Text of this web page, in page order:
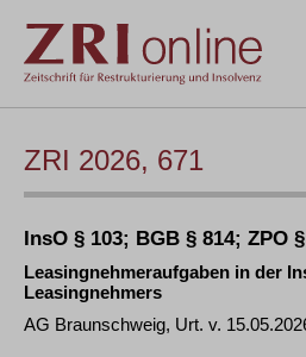
ZRI 2026, 671
InsO § 103; BGB § 814; ZPO
Leasingnehmeraufgaben in der
Leasingnehmers
AG Braunschweig, Urt. v.